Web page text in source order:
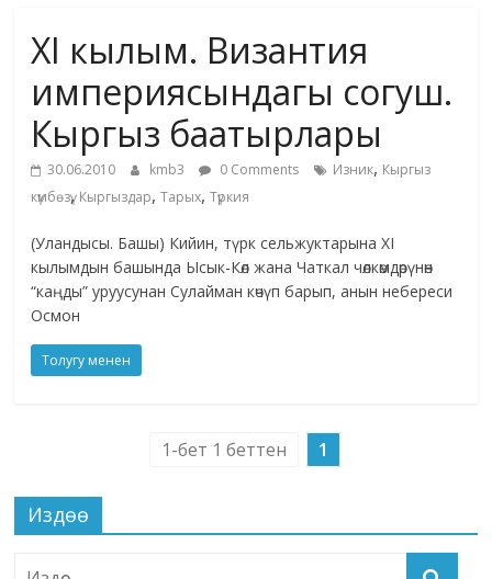
жана
XI кылым. Византия
империясындагы согуш.
Кыргыз баатырлары
30.06.2010 kmb3 0 Comments Изник, Кыргыз
күмбөзү,Кыргыздар,Тарых,Түркия
(Уландысы. Башы) Кийин, түрк сельжуктарына XI
кылымдын башында Ысык-Көл жана Чаткал чөлкөмдөрүнөн
“каңды” уруусунан Сулайман көчүп барып, анын небереси
Осмон
Толугу менен
1-бет 1 беттен 1
Издөө